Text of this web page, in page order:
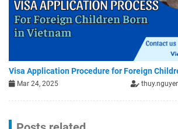
Visa Application Procedure for Foreign
Mar 24, 2025